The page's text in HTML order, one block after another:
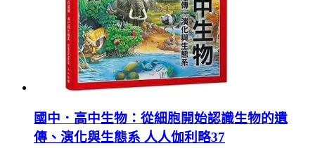
國中．高中生物：從細胞開始認識生物的遺
傳、演化與生態系 人人伽利略37